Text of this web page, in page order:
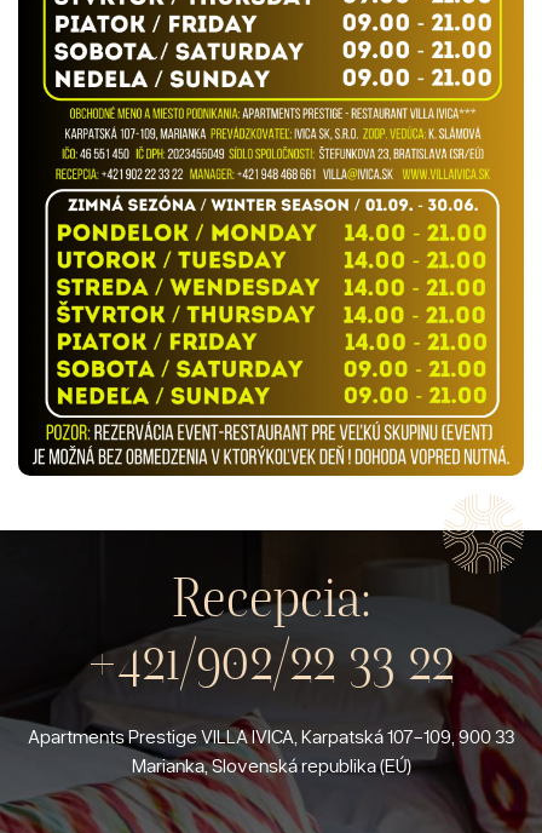
Recepcia:
+421/902/22 33 22
Apartments Prestige VILLA IVICA, Karpatská 107-109, 900 33
Marianka, Slovenská republika (EÚ)